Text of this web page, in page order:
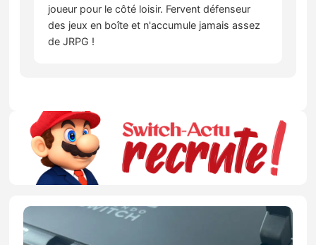
joueur pour le côté loisir. Fervent défenseur
des jeux en boîte et n'accumule jamais assez
de JRPG !